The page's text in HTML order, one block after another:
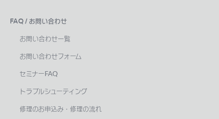
FAQ / お問い合わせ
お問い合わせ一覧
お問い合わせフォーム
セミナーFAQ
トラブルシューティング
修理のお申込み・修理の流れ